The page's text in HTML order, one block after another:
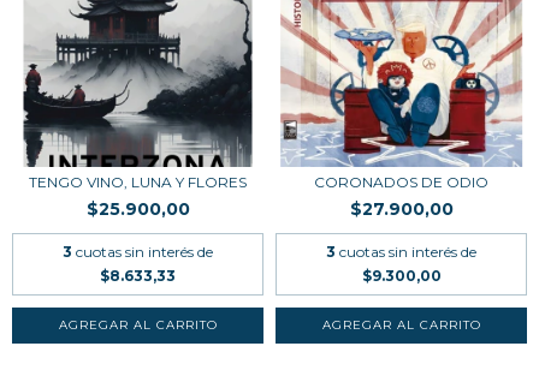
TENGO VINO, LUNA Y FLORES
$25.900,00
3 cuotas sin interés de
$8.633,33
CORONADOS DE ODIO
$27.900,00
3 cuotas sin interés de
$9.300,00